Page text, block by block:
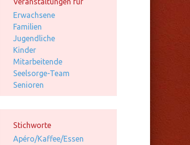
Erwachsene
Familien
Jugendliche
Kinder
Mitarbeitende
Seelsorge-Team
Senioren
Stichworte
Apéro/Kaffee/Essen